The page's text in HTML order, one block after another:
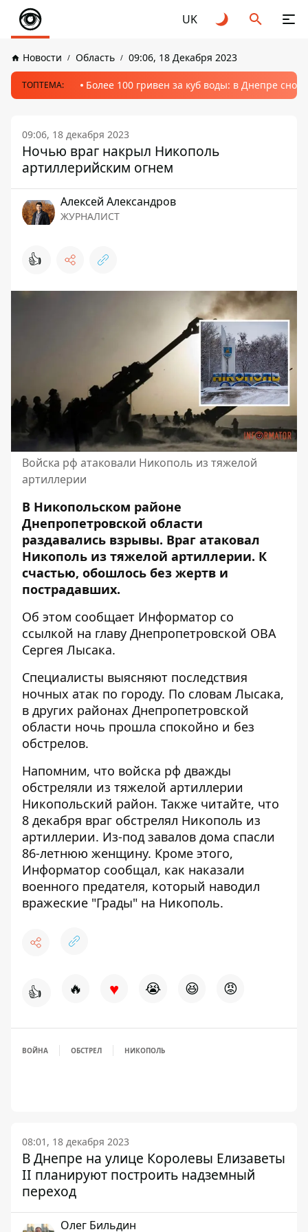
UK
Новости Область 09:06, 18 Декабря 2023
ТОПТЕМА: Более 100 гривен за куб воды: в Днепре
09:06, 18 декабря 2023
Ночью враг накрыл Никополь
артиллерийским огнем
Алексей Александров
ЖУРНАЛИСТ
👍
Войска рф атаковали Никополь из тяжелой
артиллерии
В Никопольском районе
Днепропетровской области
раздавались взрывы. Враг атаковал
Никополь из тяжелой артиллерии. К
счастью, обошлось без жертв и
пострадавших.
Об этом сообщает Информатор со
ссылкой на главу Днепропетровской ОВА
Сергея Лысака.
Специалисты выясняют последствия
ночных атак по городу. По словам Лысака,
в других районах Днепропетровской
области ночь прошла спокойно и без
обстрелов.
Напомним, что войска рф дважды
обстреляли из тяжелой артиллерии
Никопольский район. Также читайте, что
8 декабря враг обстрелял Никополь из
артиллерии. Из-под завалов дома спасли
86-летнюю женщину. Кроме этого,
Информатор сообщал, как наказали
военного предателя, который наводил
вражеские "Грады" на Никополь.
👍 🔥 ♥ 😭 😆 😡
ВОЙНА ОБСТРЕЛ НИКОПОЛЬ
08:01, 18 декабря 2023
В Днепре на улице Королевы Елизаветы
II планируют построить надземный
переход
Олег Бильдин